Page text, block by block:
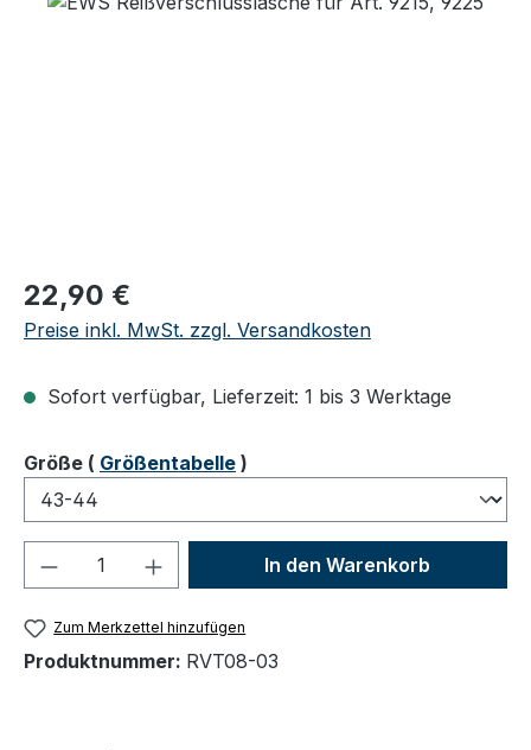
Regulärer Preis:
22,90 €
Preise inkl. MwSt. zzgl. Versandkosten
Sofort verfügbar, Lieferzeit: 1 bis 3 Werktage
Größeauswählen
( Größentabelle )
Produkt Anzahl: Gib denIn den Warenkorb
Zum Merkzettel hinzufügen
Produktnummer: RVT08-03